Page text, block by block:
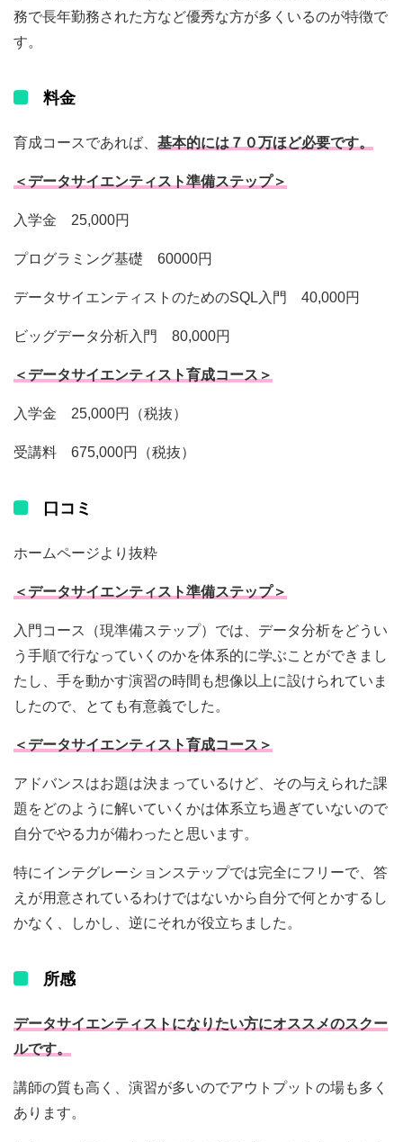
務で長年勤務された方など優秀な方が多くいるのが特徴で
す。
料金
育成コースであれば、 基本的には７０万ほど必要です。
＜データサイエンティスト準備ステップ＞
入学金 25,000円
プログラミング基礎 60000円
データサイエンティストのためのSQL入門 40,000円
ビッグデータ分析入門 80,000円
＜データサイエンティスト育成コース＞
入学金 25,000円（税抜）
受講料 675,000円（税抜）
口コミ
ホームページより抜粋
＜データサイエンティスト準備ステップ＞
入門コース（現準備ステップ）では、データ分析をどうい
う手順で行なっていくのかを体系的に学ぶことができまし
たし、手を動かす演習の時間も想像以上に設けられていま
したので、とても有意義でした。
＜データサイエンティスト育成コース＞
アドバンスはお題は決まっているけど、その与えられた課
題をどのように解いていくかは体系立ち過ぎていないので
自分でやる力が備わったと思います。
特にインテグレーションステップでは完全にフリーで、答
えが用意されているわけではないから自分で何とかするし
かなく、しかし、逆にそれが役立ちました。
所感
データサイエンティストになりたい方にオススメのスクー
ルです。
講師の質も高く、演習が多いのでアウトプットの場も多く
あります。